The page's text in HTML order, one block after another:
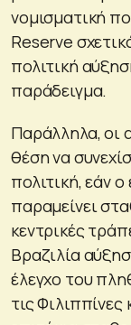
νομισματική
Reserve
πολιτική
παράδειγμα.
Παράλληλα, οι
θέση να
πολιτική, εάν
παραμείνει
κεντρικές
Βραζιλία
έλεγχο του
τις